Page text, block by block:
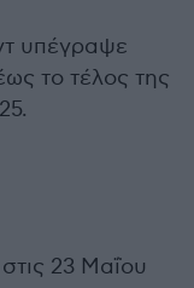
υπέγραψε
το τέλος της
23 Μαΐου